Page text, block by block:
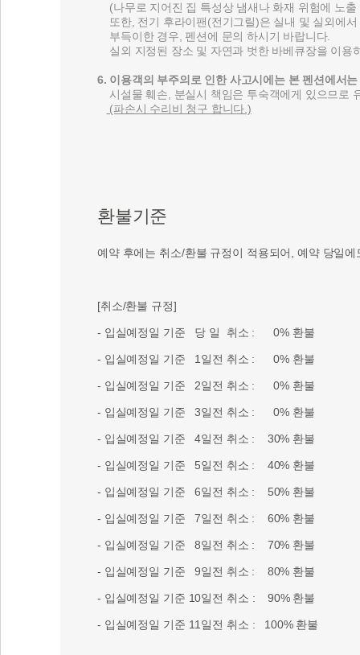
(나무로 지어진 집 특성상 냄새나 화재 위험에 노출
또한, 전기 후라이팬(전기그릴)은 실내 및 실외에
부득이한 경우, 펜션에 문의 하시기 바랍니다.
실외 지정된 장소 및 자연과 벗한 바베큐장을 이용
6. 이용객의 부주의로 인한 사고시에는 본 펜션에서
시설물 훼손, 분실시 책임은 투숙객에게 있으므로
(파손시 수리비 청구 합니다.)
환불기준
예약 후에는 취소/환불 규정이 적용되어, 예약 당일
[취소/환불 규정]
- 입실예정일 기준 당 일 취소 : 0% 환불
- 입실예정일 기준 1일전 취소 : 0% 환불
- 입실예정일 기준 2일전 취소 : 0% 환불
- 입실예정일 기준 3일전 취소 : 0% 환불
- 입실예정일 기준 4일전 취소 : 30% 환불
- 입실예정일 기준 5일전 취소 : 40% 환불
- 입실예정일 기준 6일전 취소 : 50% 환불
- 입실예정일 기준 7일전 취소 : 60% 환불
- 입실예정일 기준 8일전 취소 : 70% 환불
- 입실예정일 기준 9일전 취소 : 80% 환불
- 입실예정일 기준 10일전 취소 : 90% 환불
- 입실예정일 기준 11일전 취소 : 100% 환불